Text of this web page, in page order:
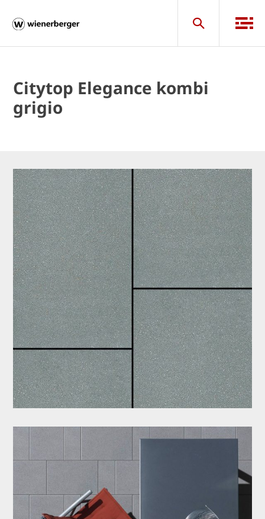
Citytop Elegance kombi
grigio